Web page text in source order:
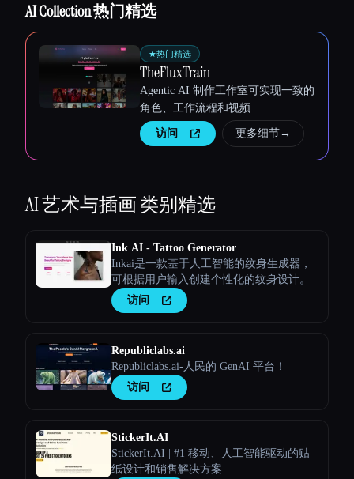
AI Collection 热门精选
★热门精选
TheFluxTrain
Agentic AI 制作工作室可实现一致的
角色、工作流程和视频
访问 更多细节→
AI 艺术与插画类别精选
Ink AI - Tattoo Generator
Inkai是一款基于人工智能的纹身生成器，
可根据用户输入创建个性化的纹身设计。
访问
Republiclabs.ai
Republiclabs.ai-人民的 GenAI 平台！
访问
StickerIt.AI
StickerIt.AI | #1 移动、人工智能驱动的贴
纸设计和销售解决方案